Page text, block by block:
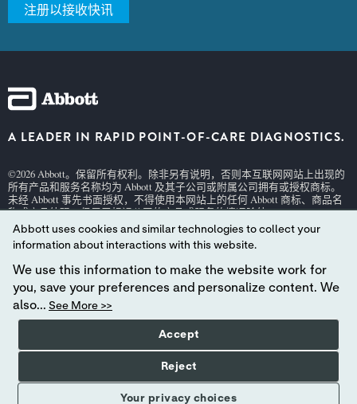
注册以接收快讯
A LEADER IN RAPID POINT-OF-CARE DIAGNOSTICS.
©2026 Abbott。保留所有权利。除非另有说明，否则本互联网网站上出现的
所有产品和服务名称均为 Abbott 及其子公司或附属公司拥有或授权商标。
未经 Abbott 事先书面授权，不得使用本网站上的任何 Abbott 商标、商品名
称或商品外观，但用于标识公司的产品或服务的情况除外。
本网站受适用的美国法律和政府法规管辖。此处所含的产品和信息可能无
法在所有国家/地区访问，Abbott 对于可能不符合当地国家/地区法律程序、
您对本网站及其所含信息的使用须遵守我们的
网站条款和条件 及
私隐政
策。所示照片仅作说明之用。照片中的任何人均为模特。 GDPR 声明
并非所有产品在所有地区都有供货。请恰询您当地的代表，了解特定市场
诊断。有关 i-STAT
支持区域中的试剂盒信息 (CTI/IFU)。
Abbott uses cookies and similar technologies to collect your
information about interactions with this website.
We use this information to make the website work for
you, save your preferences and personalize content. We
also... See More >>
Your privacy choices
Accept
Reject